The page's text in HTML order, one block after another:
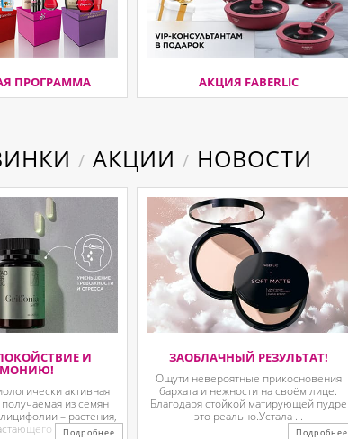
ПРОГРАММА АКЦИЯ FABERLIC
/ АКЦИИ / НОВОСТИ
И
активная
из семян
– растения,
в ...Подробнее
ЗАОБЛАЧНЫЙ РЕЗУЛЬТАТ!
Ощути невероятные прикосновения
бархата и нежности на своём лице.
Благодаря стойкой матирующей пудре
это реально.Устала ...
Подробнее